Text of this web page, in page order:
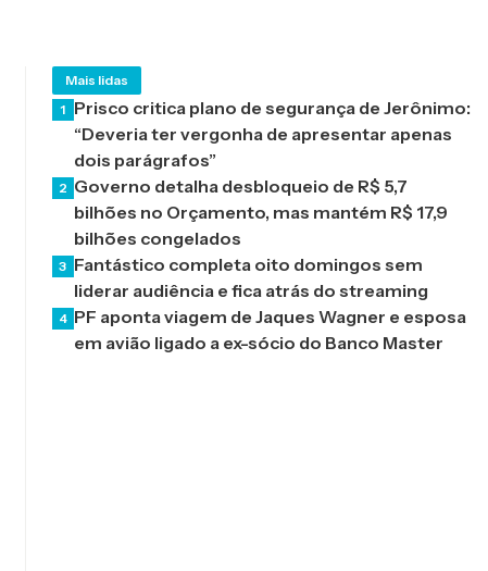
Mais lidas
1 Prisco critica plano de segurança de Jerônimo:
“Deveria ter vergonha de apresentar apenas
dois parágrafos”
2 Governo detalha desbloqueio de R$ 5,7
bilhões no Orçamento, mas mantém R$ 17,9
bilhões congelados
3 Fantástico completa oito domingos sem
liderar audiência e fica atrás do streaming
4 PF aponta viagem de Jaques Wagner e esposa
em avião ligado a ex-sócio do Banco Master